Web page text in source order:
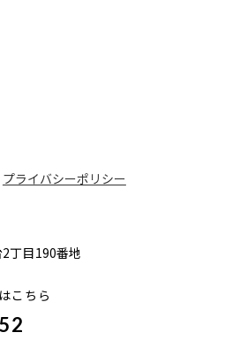
プライバシーポリシー
丁目190番地
こちら